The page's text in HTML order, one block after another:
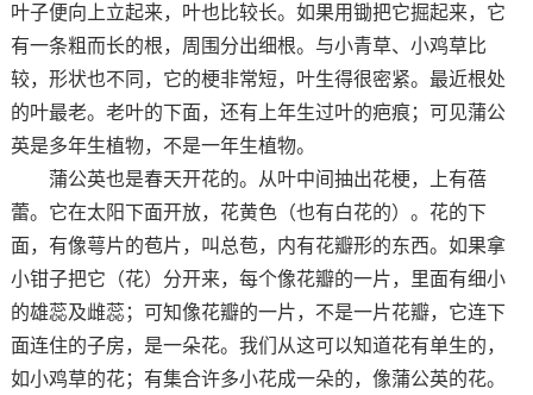
叶子便向上立起来，叶也比较长。如果用锄把它掘起来，它
有一条粗而长的根，周围分出细根。与小青草、小鸡草比
较，形状也不同，它的梗非常短，叶生得很密紧。最近根处
的叶最老。老叶的下面，还有上年生过叶的疤痕；可见蒲公
英是多年生植物，不是一年生植物。
蒲公英也是春天开花的。从叶中间抽出花梗，上有蓓
蕾。它在太阳下面开放，花黄色（也有白花的）。花的下
面，有像萼片的苞片，叫总苞，内有花瓣形的东西。如果拿
小钳子把它（花）分开来，每个像花瓣的一片，里面有细小
的雄蕊及雌蕊；可知像花瓣的一片，不是一片花瓣，它连下
面连住的子房，是一朵花。我们从这可以知道花有单生的，
如小鸡草的花；有集合许多小花成一朵的，像蒲公英的花。